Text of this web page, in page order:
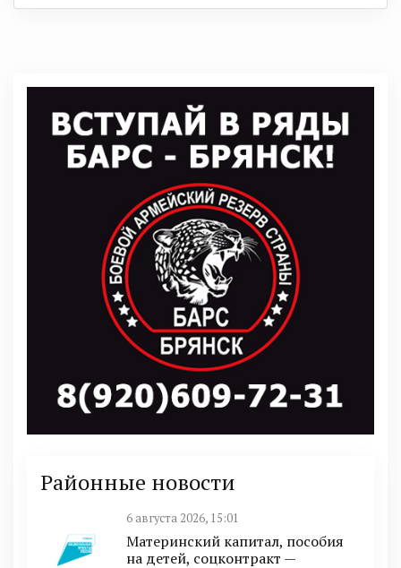
Районные новости
6 августа 2026, 15:01
Материнский капитал, пособия
на детей, соцконтракт —